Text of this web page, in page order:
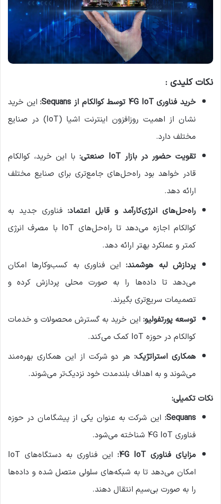
نکات کلیدی :
خرید فناوری 4G IoT توسط کوالکام از Sequans:
این خرید
نشان از اهمیت روزافزون اینترنت اشیا (IoT) در صنایع
مختلف دارد.
تقویت حضور در بازار IoT صنعتی:
با این خرید، کوالکام
قادر خواهد بود راه‌حل‌های جامع‌تری برای صنایع مختلف
ارائه دهد.
راه‌حل‌های انرژی‌کارآمد و قابل اعتماد:فناوری جدید به
کوالکام اجازه می‌دهد تا راه‌حل‌های IoT با مصرف انرژی
کمتر و عملکرد بهتر ارائه دهد.
پردازش لبه هوشمند:این فناوری به کسب‌وکارها امکان
می‌دهد تا داده‌ها را به صورت محلی پردازش کرده و
تصمیمات سریع‌تری بگیرند.
توسعه پورتفولیو: این خرید به گسترش محصولات و خدمات
کوالکام در حوزه IoT کمک می‌کند.
همکاری استراتژیک:هر دو شرکت از این همکاری بهره‌مند
می‌شوند و به اهداف بلندمدت خود نزدیک‌تر می‌شوند.
نکات تکمیلی:
Sequans: این شرکت به عنوان یکی از پیشگامان در حوزه
فناوری 4G IoT شناخته می‌شود.
مزایای فناوری 4G IoT:
این فناوری به دستگاه‌های IoT
امکان می‌دهد تا به شبکه‌های سلولی متصل شده و داده‌ها
را به صورت بی‌سیم انتقال دهند.